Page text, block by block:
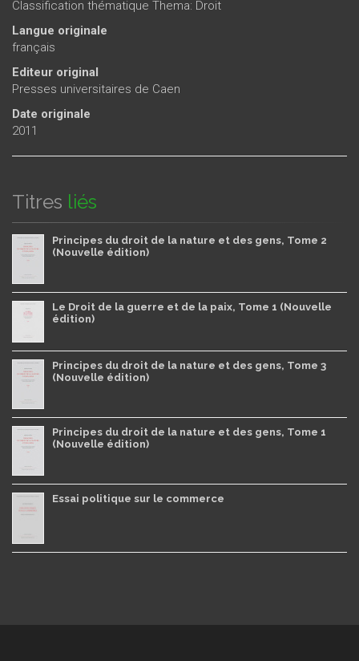
Classification thématique Thema: Droit
Langue originale
français
Editeur original
Presses universitaires de Caen
Date originale
2011
Titres liés
Principes du droit de la nature et des gens, Tome 2
(Nouvelle édition)
Le Droit de la guerre et de la paix, Tome 1 (Nouvelle
édition)
Principes du droit de la nature et des gens, Tome 3
(Nouvelle édition)
Principes du droit de la nature et des gens, Tome 1
(Nouvelle édition)
Essai politique sur le commerce